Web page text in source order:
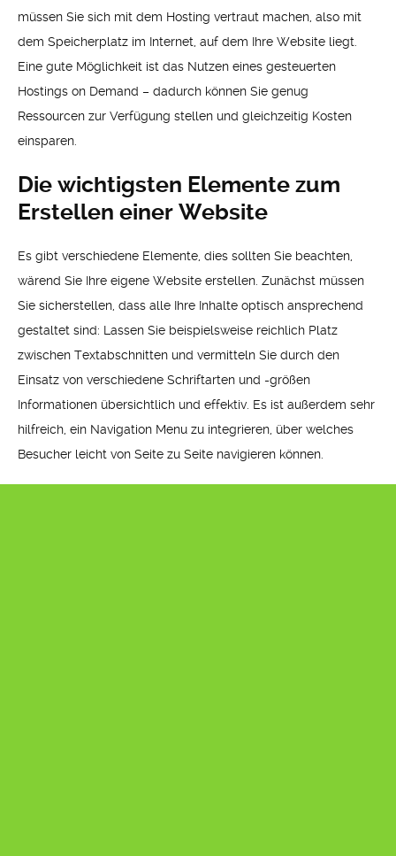
müssen Sie sich mit dem Hosting vertraut machen, also mit
dem Speicherplatz im Internet, auf dem Ihre Website liegt.
Eine gute Möglichkeit ist das Nutzen eines gesteuerten
Hostings on Demand – dadurch können Sie genug
Ressourcen zur Verfügung stellen und gleichzeitig Kosten
einsparen.
Die wichtigsten Elemente zum
Erstellen einer Website
Es gibt verschiedene Elemente, dies sollten Sie beachten,
wärend Sie Ihre eigene Website erstellen. Zunächst müssen
Sie sicherstellen, dass alle Ihre Inhalte optisch ansprechend
gestaltet sind: Lassen Sie beispielsweise reichlich Platz
zwischen Textabschnitten und vermitteln Sie durch den
Einsatz von verschiedene Schriftarten und -größen
Informationen übersichtlich und effektiv. Es ist außerdem sehr
hilfreich, ein Navigation Menu zu integrieren, über welches
Besucher leicht von Seite zu Seite navigieren können.